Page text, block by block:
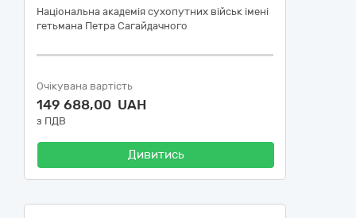
Національна академія сухопутних військ імені
гетьмана Петра Сагайдачного
Очікувана вартість
149 688,00 UAH
з ПДВ
Дивитись